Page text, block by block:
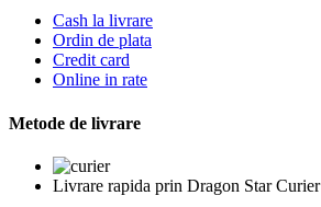
Cash la livrare
Ordin de plata
Credit card
Online in rate
Metode de livrare
Livrare rapida prin Dragon Star Curier